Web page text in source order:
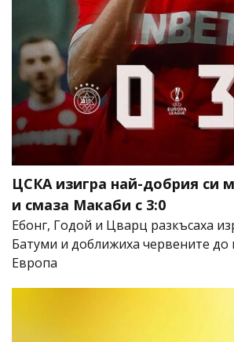
ЦСКА изигра най-добрия си
и смаза Макаби с 3:0
Ебонг, Годой и Цварц разкъсаха
Батуми и доближиха червените до
Европа